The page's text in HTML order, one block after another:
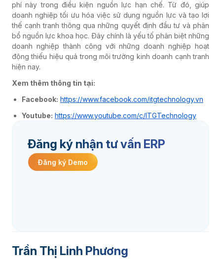
phí này trong điều kiện nguồn lực hạn chế. Từ đó, giúp
doanh nghiệp tối ưu hóa việc sử dụng nguồn lực và tạo lợi
thế cạnh tranh thông qua những quyết định đầu tư và phân
bổ nguồn lực khoa học. Đây chính là yếu tố phân biệt những
doanh nghiệp thành công với những doanh nghiệp hoạt
động thiếu hiệu quả trong môi trường kinh doanh cạnh tranh
hiện nay.
Xem thêm thông tin tại:
Facebook: https://www.facebook.com/itgtechnology.vn
Youtube: https://www.youtube.com/c/ITGTechnology
Đăng ký nhận tư vấn ERP
Đăng ký Demo
Trần Thị Linh Phương